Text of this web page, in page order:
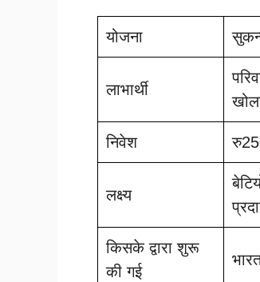
योजना
लाभार्थी
निवेश
लक्ष्य
किसके द्वारा शुरू
की गई